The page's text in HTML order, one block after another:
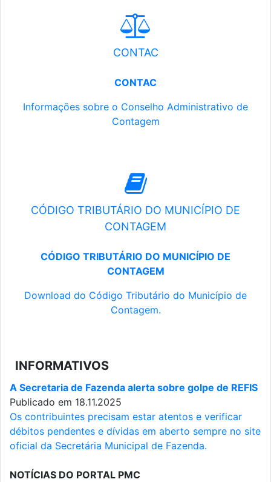
CONTAC
CONTAC
Informações sobre o Conselho Administrativo de
Contagem
CÓDIGO TRIBUTÁRIO DO MUNICÍPIO DE
CONTAGEM
CÓDIGO TRIBUTÁRIO DO MUNICÍPIO DE
CONTAGEM
Download do Código Tributário do Município de
Contagem.
INFORMATIVOS
A Secretaria de Fazenda alerta sobre golpe de REFIS
Publicado em 18.11.2025
Os contribuintes precisam estar atentos e verificar
débitos pendentes e dívidas em aberto sempre no site
oficial da Secretária Municipal de Fazenda.
NOTÍCIAS DO PORTAL PMC